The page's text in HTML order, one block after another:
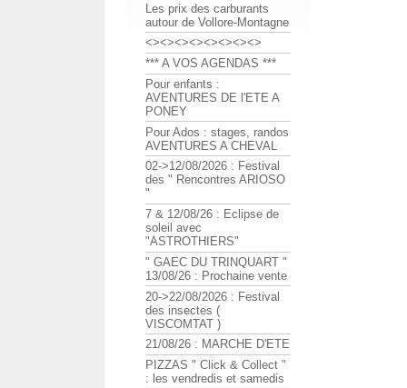
Les prix des carburants
autour de Vollore-Montagne
<><><><><><><><>
*** A VOS AGENDAS ***
Pour enfants :
AVENTURES DE l'ETE A
PONEY
Pour Ados : stages, randos
AVENTURES A CHEVAL
02->12/08/2026 : Festival
des " Rencontres ARIOSO
"
7 & 12/08/26 : Eclipse de
soleil avec
"ASTROTHIERS"
" GAEC DU TRINQUART "
13/08/26 : Prochaine vente
20->22/08/2026 : Festival
des insectes (
VISCOMTAT )
21/08/26 : MARCHE D'ETE
PIZZAS " Click & Collect "
: les vendredis et samedis